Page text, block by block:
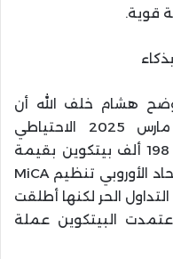
قوية.
هشام خلف الله أن
الولايات المتحدة أطلقت في مارس 2025 الاحتياطي
الاستراتيجي للبيتكوين لتضم نحو 198 ألف بيتكوين بقيمة
تتجاوز 23 مليار دولار، فيما أقرّ الاتحاد الأوروبي تنظيم MiCA
الحر لكنها أطلقت
البيتكوين عملة